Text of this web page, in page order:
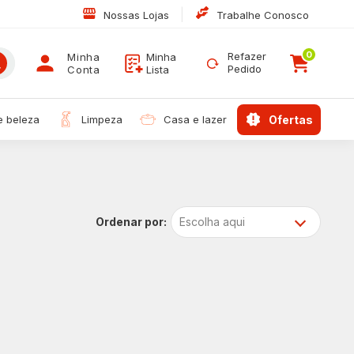
Nossas Lojas Trabalhe Conosco
Minha
Conta
Minha
Lista
Refazer
Pedido
0
beleza limpeza casa e lazer ofertas
Escolha aqui